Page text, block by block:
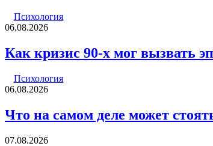
Психология
06.08.2026
Как кризис 90-х мог вызвать
Психология
06.08.2026
Что на самом деле может
07.08.2026